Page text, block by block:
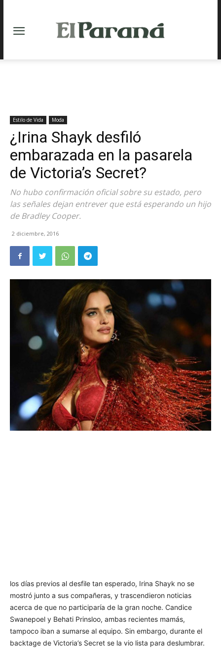
Estilo de Vida Moda
¿Irina Shayk desfiló
embarazada en la pasarela
de Victoria’s Secret?
No hubo confirmación oficial sobre su estado, pero
las señales dejan entrever que está esperando un hijo
de Bradley Cooper.
2 diciembre, 2016
los días previos al desfile tan esperado, Irina Shayk no se
mostró junto a sus compañeras, y trascendieron noticias
acerca de que no participaría de la gran noche. Candice
Swanepoel y Behati Prinsloo, ambas recientes mamás,
tampoco iban a sumarse al equipo. Sin embargo, durante el
backtage de Victoria’s Secret se la vio lista para deslumbrar.